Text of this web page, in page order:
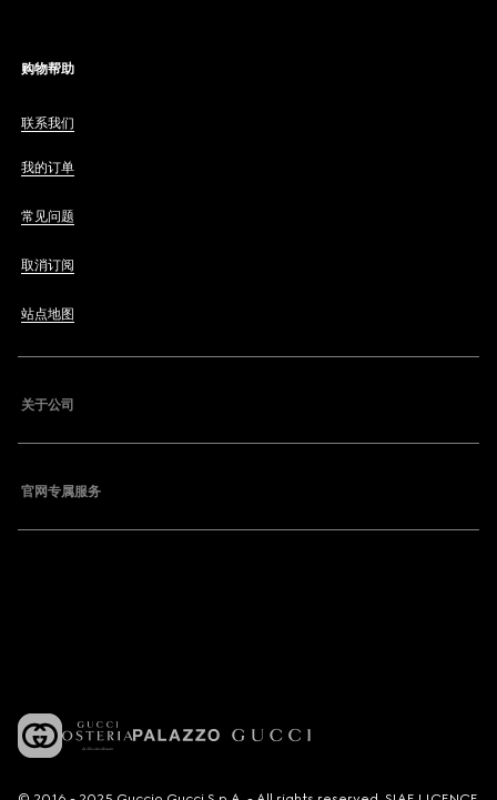
购物帮助
联系我们
我的订单
常见问题
取消订阅
站点地图
关于公司
官网专属服务